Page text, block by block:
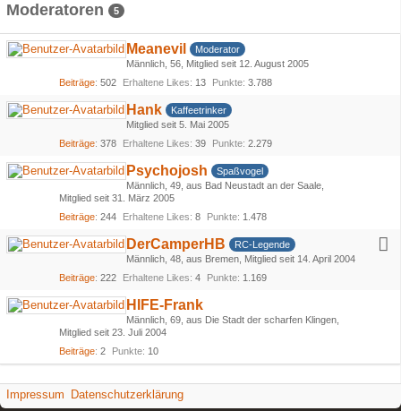
Moderatoren 5
Meanevil
Moderator
Männlich 56 Mitglied seit 12. August 2005
Beiträge 502 Erhaltene Likes 13 Punkte 3.788
Hank
Kaffeetrinker
Mitglied seit 5. Mai 2005
Beiträge 378 Erhaltene Likes 39 Punkte 2.279
Psychojosh
Spaßvogel
Männlich 49 aus Bad Neustadt an der Saale
Mitglied seit 31. März 2005
Beiträge 244 Erhaltene Likes 8 Punkte 1.478
DerCamperHB
RC-Legende
Männlich 48 aus Bremen Mitglied seit 14. April 2004
Beiträge 222 Erhaltene Likes 4 Punkte 1.169
HIFE-Frank
Männlich 69 aus Die Stadt der scharfen Klingen
Mitglied seit 23. Juli 2004
Beiträge 2 Punkte 10
Impressum Datenschutzerklärung